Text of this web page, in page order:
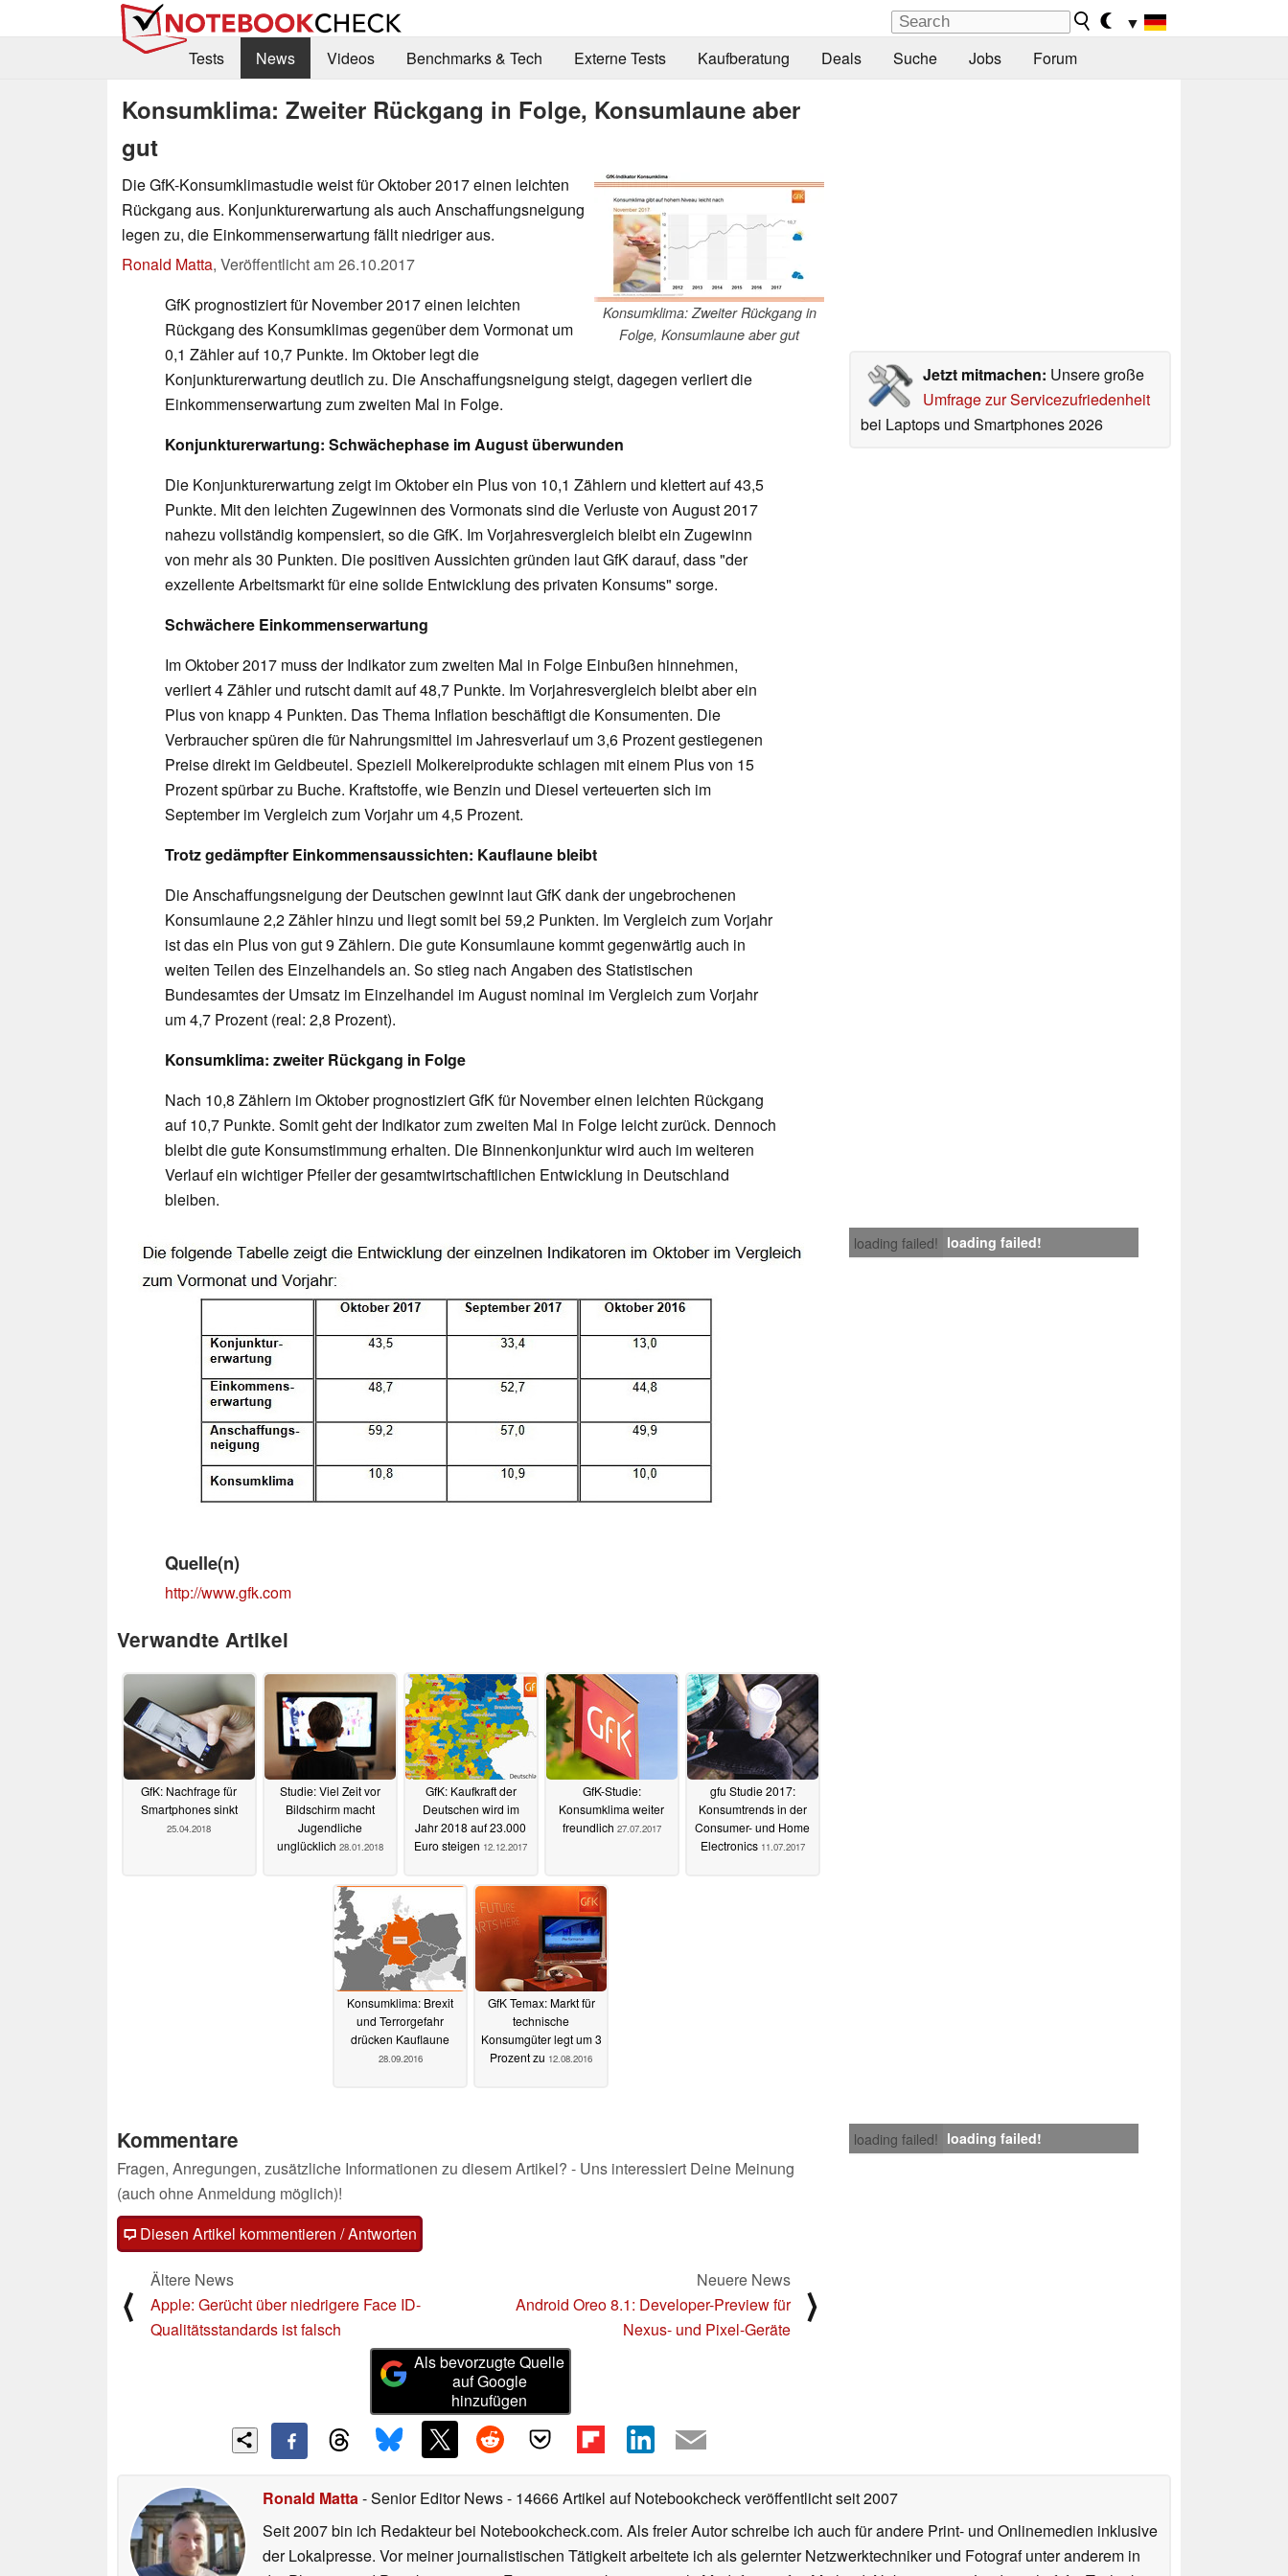
▼
Tests
News Videos Benchmarks & Tech Externe Tests Kaufberatung Deals Suche Jobs Forum
Konsumklima: Zweiter Rückgang in Folge, Konsumlaune aber
gut
Konsumklima: Zweiter Rückgang in
Folge, Konsumlaune aber gut
Die GfK-Konsumklimastudie weist für Oktober 2017 einen leichten
Rückgang aus. Konjunkturerwartung als auch Anschaffungsneigung
legen zu, die Einkommenserwartung fällt niedriger aus.
Ronald Matta, Veröffentlicht am26.10.2017
Jetzt mitmachen: Unsere große
Umfrage zur Servicezufriedenheit
bei Laptops und Smartphones 2026
GfK prognostiziert für November 2017 einen leichten
Rückgang des Konsumklimas gegenüber dem Vormonat um
0,1 Zähler auf 10,7 Punkte. Im Oktober legt die
Konjunkturerwartung deutlich zu. Die Anschaffungsneigung steigt, dagegen verliert die
Einkommenserwartung zum zweiten Mal in Folge.
Konjunkturerwartung: Schwächephase im August überwunden
Die Konjunkturerwartung zeigt im Oktober ein Plus von 10,1 Zählern und klettert auf 43,5
Punkte. Mit den leichten Zugewinnen des Vormonats sind die Verluste von August 2017
nahezu vollständig kompensiert, so die GfK. Im Vorjahresvergleich bleibt ein Zugewinn
von mehr als 30 Punkten. Die positiven Aussichten gründen laut GfK darauf, dass "der
exzellente Arbeitsmarkt für eine solide Entwicklung des privaten Konsums" sorge.
Schwächere Einkommenserwartung
Im Oktober 2017 muss der Indikator zum zweiten Mal in Folge Einbußen hinnehmen,
verliert 4 Zähler und rutscht damit auf 48,7 Punkte. Im Vorjahresvergleich bleibt aber ein
Plus von knapp 4 Punkten. Das Thema Inflation beschäftigt die Konsumenten. Die
Verbraucher spüren die für Nahrungsmittel im Jahresverlauf um 3,6 Prozent gestiegenen
Preise direkt im Geldbeutel. Speziell Molkereiprodukte schlagen mit einem Plus von 15
Prozent spürbar zu Buche. Kraftstoffe, wie Benzin und Diesel verteuerten sich im
September im Vergleich zum Vorjahr um 4,5 Prozent.
Trotz gedämpfter Einkommensaussichten: Kauflaune bleibt
Die Anschaffungsneigung der Deutschen gewinnt laut GfK dank der ungebrochenen
Konsumlaune 2,2 Zähler hinzu und liegt somit bei 59,2 Punkten. Im Vergleich zum Vorjahr
ist das ein Plus von gut 9 Zählern. Die gute Konsumlaune kommt gegenwärtig auch in
weiten Teilen des Einzelhandels an. So stieg nach Angaben des Statistischen
Bundesamtes der Umsatz im Einzelhandel im August nominal im Vergleich zum Vorjahr
um 4,7 Prozent (real: 2,8 Prozent).
Konsumklima: zweiter Rückgang in Folge
Nach 10,8 Zählern im Oktober prognostiziert GfK für November einen leichten Rückgang
auf 10,7 Punkte. Somit geht der Indikator zum zweiten Mal in Folge leicht zurück. Dennoch
bleibt die gute Konsumstimmung erhalten. Die Binnenkonjunktur wird auch im weiteren
Verlauf ein wichtiger Pfeiler der gesamtwirtschaftlichen Entwicklung in Deutschland
bleiben.
loading failed! loading failed!
Quelle(n)
http://www.gfk.com
Verwandte Artikel
GfK: Nachfrage für
Smartphones sinkt
25.04.2018
Studie: Viel Zeit vor
Bildschirm macht
Jugendliche
unglücklich 28.01.2018
GfK: Kaufkraft der
Deutschen wird im
Jahr 2018 auf 23.000
Euro steigen 12.12.2017
GfK-Studie:
Konsumklima weiter
freundlich 27.07.2017
gfu Studie 2017:
Konsumtrends in der
Consumer- und Home
Electronics 11.07.2017
Konsumklima: Brexit
und Terrorgefahr
drücken Kauflaune
28.09.2016
GfK Temax: Markt für
technische
Konsumgüter legt um 3
Prozent zu 12.08.2016
loading failed! loading failed!
Kommentare
Fragen, Anregungen, zusätzliche Informationen zu diesem Artikel? - Uns interessiert Deine Meinung
(auch ohne Anmeldung möglich)!
Diesen Artikel kommentieren / Antworten
⟨
Ältere News
Apple: Gerücht über niedrigere Face ID-
Qualitätsstandards ist falsch
Neuere News
Android Oreo 8.1: Developer-Preview für
Nexus- und Pixel-Geräte
⟩
Als bevorzugte Quelle
auf Google
hinzufügen
Ronald Matta- Senior Editor News- 14666 Artikel auf Notebookcheck veröffentlichtseit 2007
Seit 2007 bin ich Redakteur bei Notebookcheck.com. Als freier Autor schreibe ich auch für andere Print- und Onlinemedien inklusive
der Lokalpresse. Vor meiner journalistischen Tätigkeit arbeitete ich als gelernter Netzwerktechniker und Fotograf unter anderem in